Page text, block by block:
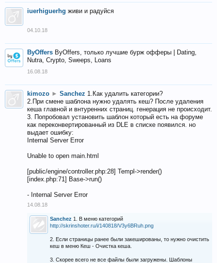
iuerhiguerhg живи и радуйся
04.10.18
ByOffers ByOffers, только лучшие бурж офферы | Dating,
Nutra, Crypto, Sweeps, Loans
16.08.18
kimozo ► Sanchez 1.Как удалить категории?
2.При смене шаблона нужно удалять кеш? После удаления
кеша главной и внтуренних страниц. генерация не происходит.
3. Попробовал установить шаблон который есть на форуме
как переконвертированный из DLE в списке появился. но
выдает ошибку:
Internal Server Error
Unable to open main.html
[public/engine/controller.php:28] Templ->render()
[index.php:71] Base->run()
- Internal Server Error
14.08.18
Sanchez 1. В меню категорий
http://skrinshoter.ru/i/140818/V3y6BRuh.png
2. Если страницы ранее были закешированы, то нужно очистить
кеш в меню Кеш - Очистка кеша.
3. Скорее всего не все файлы были загружены. Шаблоны